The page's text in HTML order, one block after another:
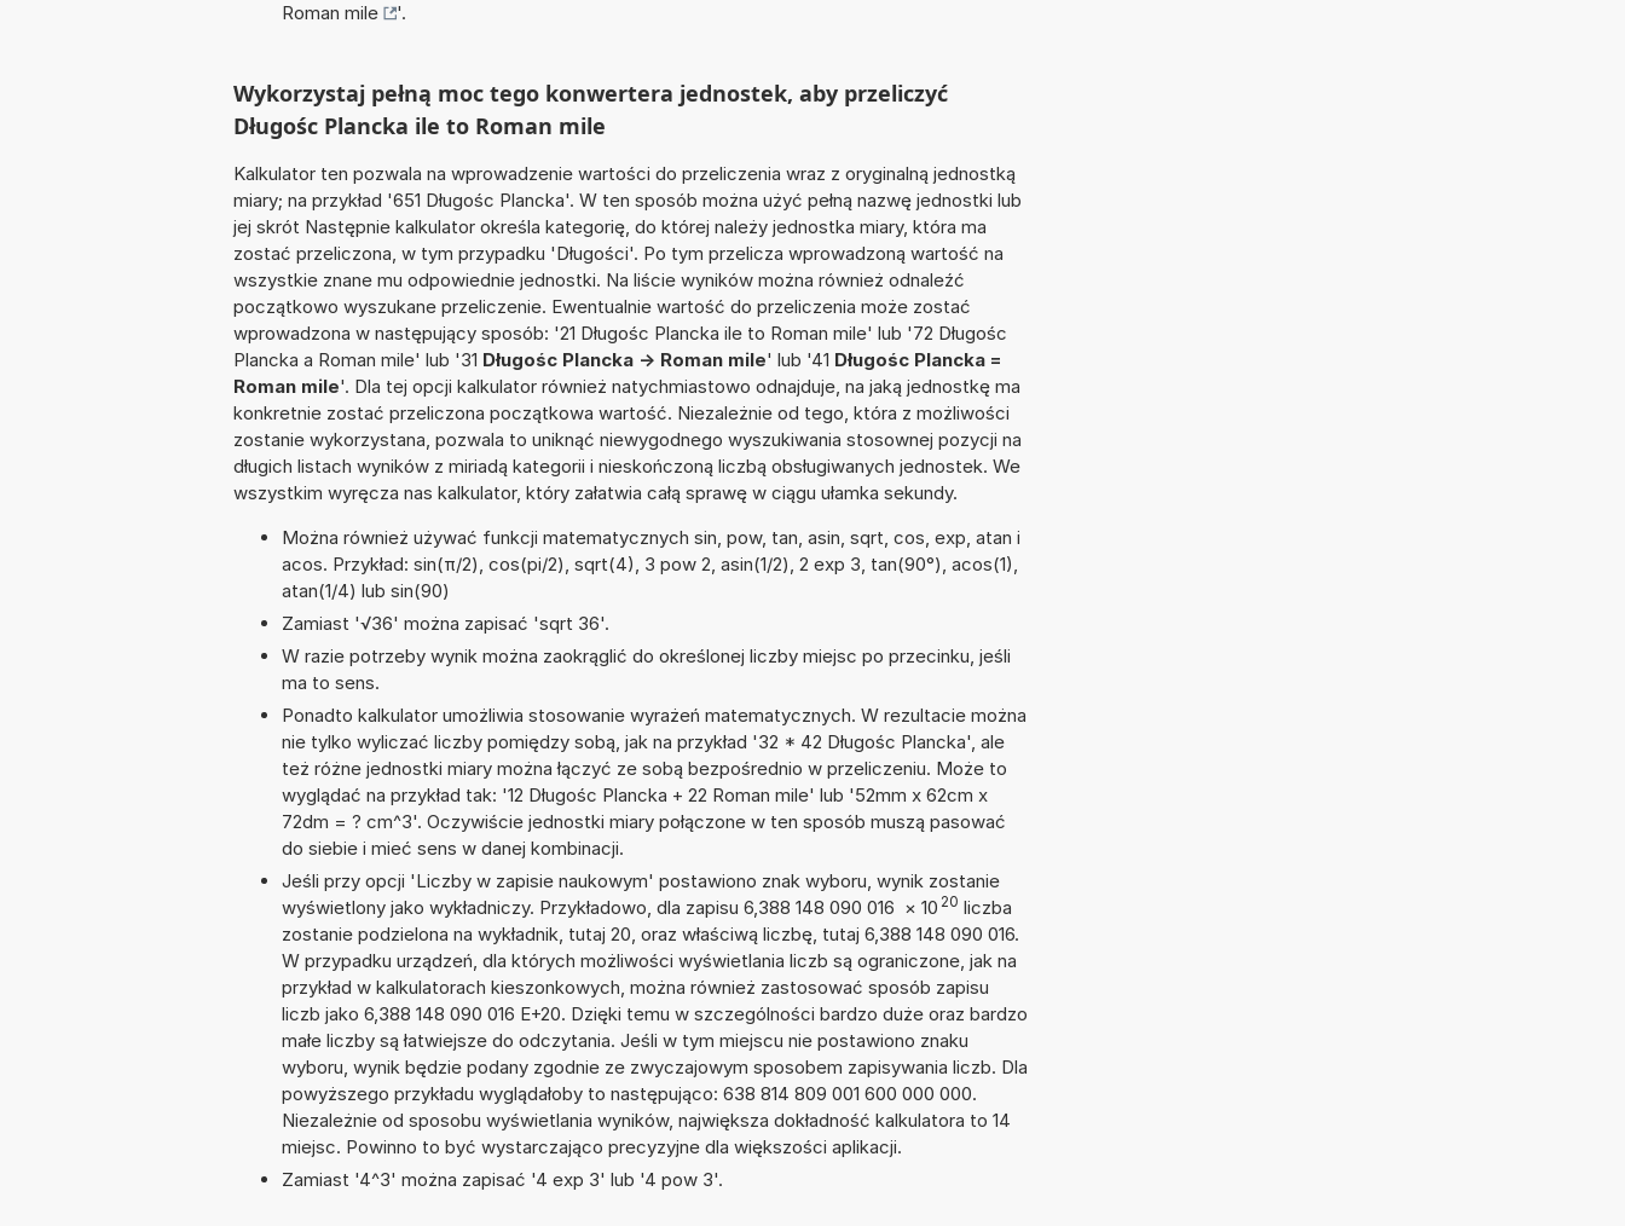
Roman mile
'.
Wykorzystaj pełną moc tego konwertera jednostek, aby przeliczyć
Długośc Plancka ile to Roman mile
Kalkulator ten pozwala na wprowadzenie wartości do przeliczenia wraz z oryginalną jednostką
miary; na przykład '651 Długośc Plancka'. W ten sposób można użyć pełną nazwę jednostki lub
jej skrót Następnie kalkulator określa kategorię, do której należy jednostka miary, która ma
zostać przeliczona, w tym przypadku 'Długości'. Po tym przelicza wprowadzoną wartość na
wszystkie znane mu odpowiednie jednostki. Na liście wyników można również odnaleźć
początkowo wyszukane przeliczenie. Ewentualnie wartość do przeliczenia może zostać
wprowadzona w następujący sposób: '21 Długośc Plancka ile to Roman mile' lub '72 Długośc
Plancka a Roman mile' lub '31 Długośc Plancka -> Roman mile' lub '41 Długośc Plancka =
Roman mile'. Dla tej opcji kalkulator również natychmiastowo odnajduje, na jaką jednostkę ma
konkretnie zostać przeliczona początkowa wartość. Niezależnie od tego, która z możliwości
zostanie wykorzystana, pozwala to uniknąć niewygodnego wyszukiwania stosownej pozycji na
długich listach wyników z miriadą kategorii i nieskończoną liczbą obsługiwanych jednostek. We
wszystkim wyręcza nas kalkulator, który załatwia całą sprawę w ciągu ułamka sekundy.
Można również używać funkcji matematycznych sin, pow, tan, asin, sqrt, cos, exp, atan i
acos. Przykład: sin(π/2), cos(pi/2), sqrt(4), 3 pow 2, asin(1/2), 2 exp 3, tan(90°), acos(1),
atan(1/4) lub sin(90)
Zamiast '√36' można zapisać 'sqrt 36'.
W razie potrzeby wynik można zaokrąglić do określonej liczby miejsc po przecinku, jeśli
ma to sens.
Ponadto kalkulator umożliwia stosowanie wyrażeń matematycznych. W rezultacie można
nie tylko wyliczać liczby pomiędzy sobą, jak na przykład '32 * 42 Długośc Plancka', ale
też różne jednostki miary można łączyć ze sobą bezpośrednio w przeliczeniu. Może to
wyglądać na przykład tak: '12 Długośc Plancka + 22 Roman mile' lub '52mm x 62cm x
72dm = ? cm^3'. Oczywiście jednostki miary połączone w ten sposób muszą pasować
do siebie i mieć sens w danej kombinacji.
Jeśli przy opcji 'Liczby w zapisie naukowym' postawiono znak wyboru, wynik zostanie
wyświetlony jako wykładniczy. Przykładowo, dla zapisu 6,388 148 090 016 × 10 20 liczba
zostanie podzielona na wykładnik, tutaj 20, oraz właściwą liczbę, tutaj 6,388 148 090 016.
W przypadku urządzeń, dla których możliwości wyświetlania liczb są ograniczone, jak na
przykład w kalkulatorach kieszonkowych, można również zastosować sposób zapisu
liczb jako 6,388 148 090 016 E+20. Dzięki temu w szczególności bardzo duże oraz bardzo
małe liczby są łatwiejsze do odczytania. Jeśli w tym miejscu nie postawiono znaku
wyboru, wynik będzie podany zgodnie ze zwyczajowym sposobem zapisywania liczb. Dla
powyższego przykładu wyglądałoby to następująco: 638 814 809 001 600 000 000.
Niezależnie od sposobu wyświetlania wyników, największa dokładność kalkulatora to 14
miejsc. Powinno to być wystarczająco precyzyjne dla większości aplikacji.
Zamiast '4^3' można zapisać '4 exp 3' lub '4 pow 3'.